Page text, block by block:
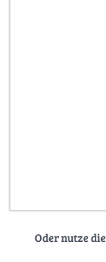
Oder nutze